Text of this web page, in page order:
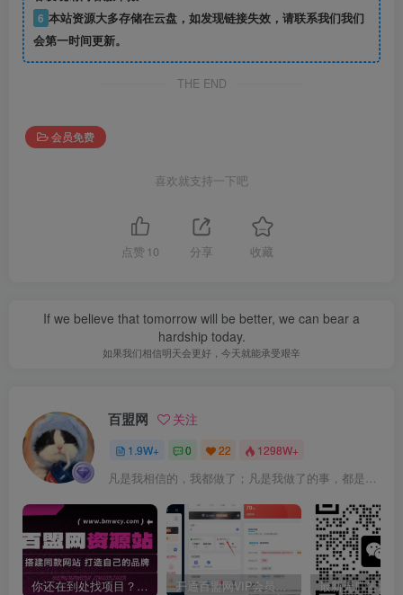
6 本站资源大多存储在云盘，如发现链接失效，请联系我们我们
会第一时间更新。
THE END
会员免费
喜欢就支持一下吧
点赞 10 分享 收藏
If we believe that tomorrow will be better, we can bear a
hardship today.
如果我们相信明天会更好，今天就能承受艰辛
百盟网 关注
1.9W+ 0 22 1298W+
凡是我相信的，我都做了；凡是我做了的事，都是全身心地投入去做的
你还在到处找项目？还在当韭菜？我靠卖项目一个月收入5万+，曾经我也是个失败者。 开通百盟网VIP会员，尊享全站资源免费下载，享70%的推广提成！！【限时五折优惠】